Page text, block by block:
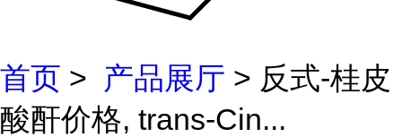
首页 > 产品展厅 > 反式-桂皮
酸酐价格, trans-Cin...